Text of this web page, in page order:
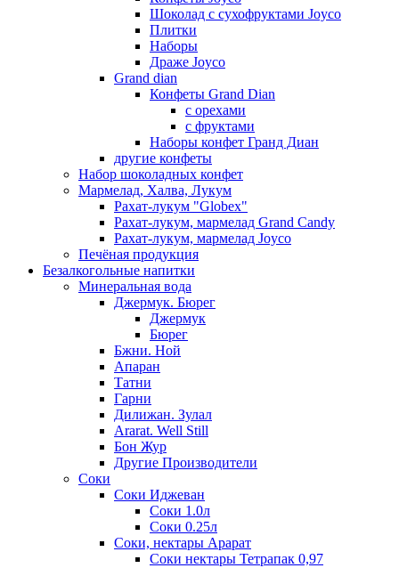
Шоколад с сухофруктами Joyco
Плитки
Наборы
Драже Joyco
Grand dian
Конфеты Grand Dian
с орехами
с фруктами
Наборы конфет Гранд Диан
другие конфеты
Набор шоколадных конфет
Мармелад, Халва, Лукум
Рахат-лукум "Globex"
Рахат-лукум, мармелад Grand Candy
Рахат-лукум, мармелад Joyco
Печёная продукция
Безалкогольные напитки
Минеральная вода
Джермук. Бюрег
Джермук
Бюрег
Бжни. Ной
Апаран
Татни
Гарни
Дилижан. Зулал
Ararat. Well Still
Бон Жур
Другие Производители
Соки
Соки Иджеван
Соки 1.0л
Соки 0.25л
Соки, нектары Арарат
Соки нектары Тетрапак 0,97